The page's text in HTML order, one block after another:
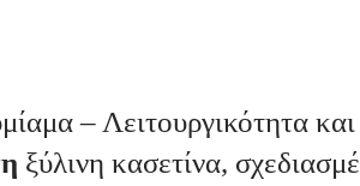
– Λειτουργικότητα
ξύλινη κασετίνα,